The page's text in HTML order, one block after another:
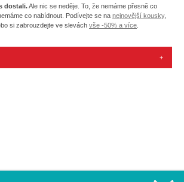
dostali.Ale nic se neděje. To, že nemáme přesně co
co nabídnout. Podívejte se na nejnovější kousky,
si zabrouzdejte ve slevách vše -50% a více
+